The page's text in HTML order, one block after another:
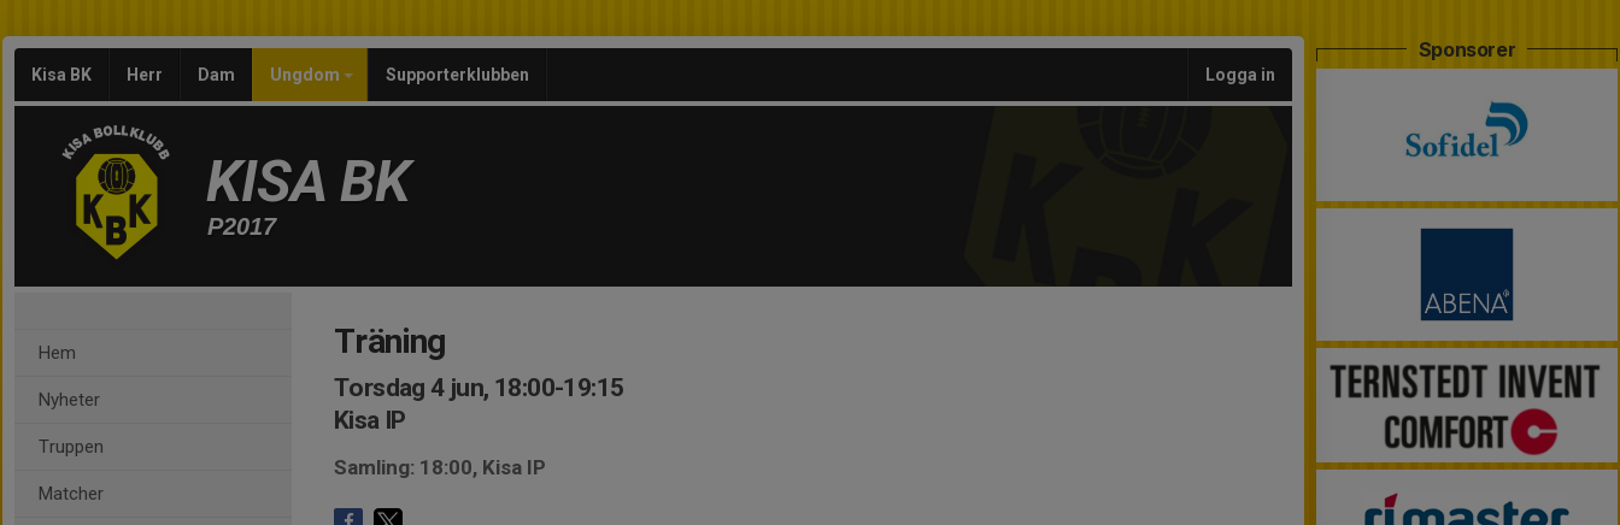
Kisa BK Herr Dam Ungdom Supporterklubben Logga in
KISA BK
P2017
Hem
Nyheter
Truppen
Matcher
Träning
Torsdag 4 jun, 18:00-19:15
Kisa IP
Samling: 18:00, Kisa IP
Sponsorer